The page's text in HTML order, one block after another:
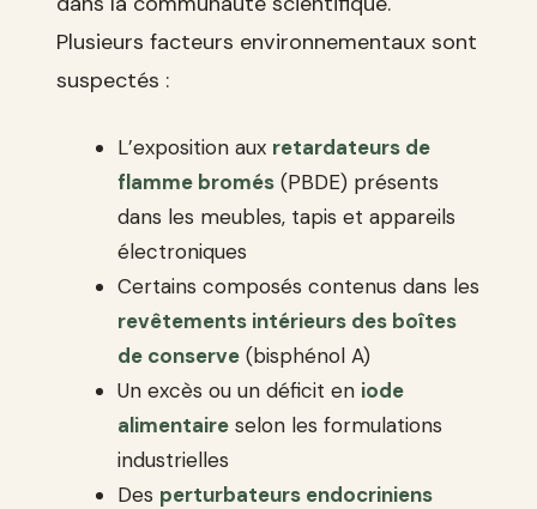
Plusieurs facteurs environnementaux sont
suspectés :
L’exposition aux retardateurs de
flamme bromés (PBDE) présents
dans les meubles, tapis et appareils
électroniques
Certains composés contenus dans les
revêtements intérieurs des boîtes
de conserve (bisphénol A)
Un excès ou un déficit en iode
alimentaire selon les formulations
industrielles
Des perturbateurs endocriniens